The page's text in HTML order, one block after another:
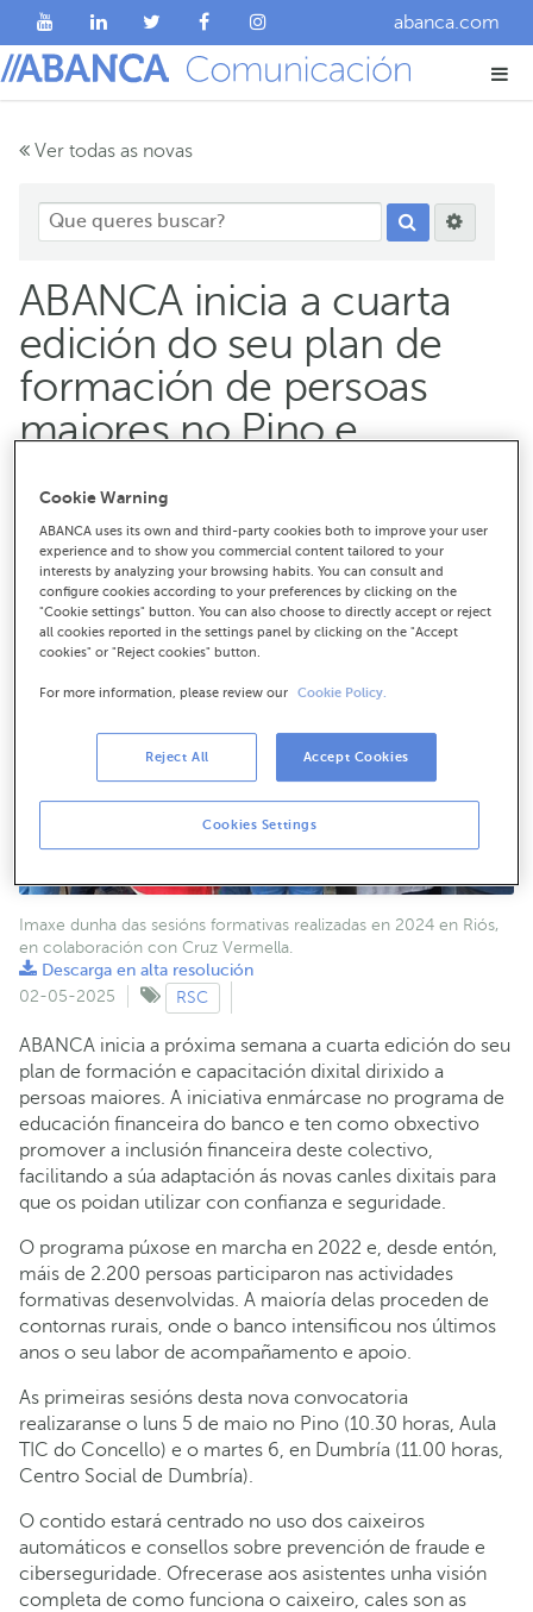
abanca.com
Ver todas as novas
ABANCA inicia a cuarta
edición do seu plan de
formación de persoas
maiores no Pino e
Imaxe dunha das sesións formativas realizadas en 2024 en Riós,
en colaboración con Cruz Vermella.
Descarga en alta resolución
02-05-2025
RSC
ABANCA inicia a próxima semana a cuarta edición do seu
plan de formación e capacitación dixital dirixido a
persoas maiores. A iniciativa enmárcase no programa de
educación financeira do banco e ten como obxectivo
promover a inclusión financeira deste colectivo,
facilitando a súa adaptación ás novas canles dixitais para
que os poidan utilizar con confianza e seguridade.
O programa púxose en marcha en 2022 e, desde entón,
máis de 2.200 persoas participaron nas actividades
formativas desenvolvidas. A maioría delas proceden de
contornas rurais, onde o banco intensificou nos últimos
anos o seu labor de acompañamento e apoio.
As primeiras sesións desta nova convocatoria
realizaranse o luns 5 de maio no Pino (10.30 horas, Aula
TIC do Concello) e o martes 6, en Dumbría (11.00 horas,
Centro Social de Dumbría).
O contido estará centrado no uso dos caixeiros
automáticos e consellos sobre prevención de fraude e
ciberseguridade. Ofrecerase aos asistentes unha visión
completa de como funciona o caixeiro, cales son as
Cookie Warning
ABANCA uses its own and third-party cookies both to improve your user
experience and to show you commercial content tailored to your
interests by analyzing your browsing habits. You can consult and
configure cookies according to your preferences by clicking on the
"Cookie settings" button. You can also choose to directly accept or reject
all cookies reported in the settings panel by clicking on the "Accept
cookies" or "Reject cookies" button.
For more information, please review our Cookie Policy.
Cookies Settings
Reject All Accept Cookies